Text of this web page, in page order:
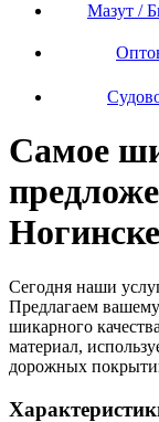
Мазут /
Самое
Ногинске
Сегодня наши
Предлагаем
шикарного
материал,
дорожных